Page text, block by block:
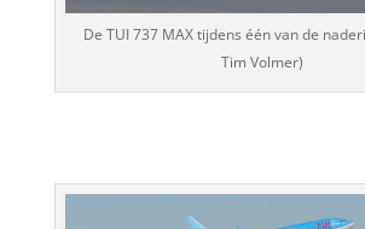
De TUI 737 MAX tijdens één van de
Tim Volmer)